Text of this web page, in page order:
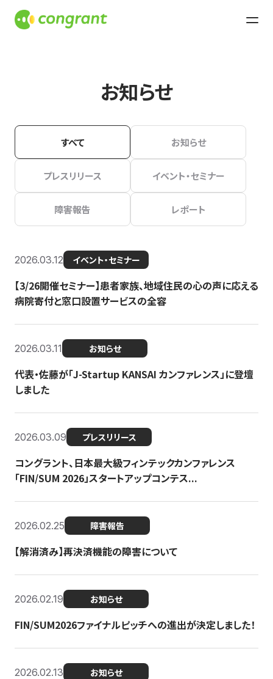
お知らせ
すべて お知らせ
プレスリリース イベント・セミナー
障害報告 レポート
2026.03.12 イベント・セミナー
【3/26開催セミナー】患者家族、地域住民の心の声に応える
病院寄付と窓口設置サービスの全容
2026.03.11 お知らせ
代表・佐藤が「J-Startup KANSAI カンファレンス」に登壇
しました
2026.03.09 プレスリリース
コングラント、日本最大級フィンテックカンファレンス
「FIN/SUM 2026」スタートアップコンテス...
2026.02.25 障害報告
【解消済み】再決済機能の障害について
2026.02.19 お知らせ
FIN/SUM2026ファイナルピッチへの進出が決定しました！
2026.02.13 お知らせ